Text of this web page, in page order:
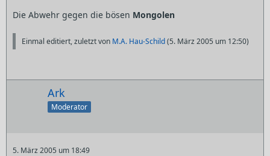
Die Abwehr gegen die bösen Mongolen
Einmal editiert, zuletzt von M.A. Hau-Schild(5. März 2005 um 12:50)
Ark
Moderator
5. März 2005 um 18:49